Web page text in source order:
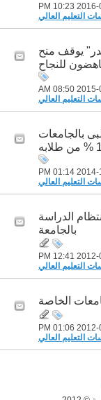
10:23 PM
التعليم العالي
يوقف منح
للنجاح
08:50 AM
التعليم العالي
بالجامعات
01:14 PM
التعليم العالي
الدراسة
بالجامعة
12:41 PM
التعليم العالي
الخاصة
01:06 PM
التعليم العالي